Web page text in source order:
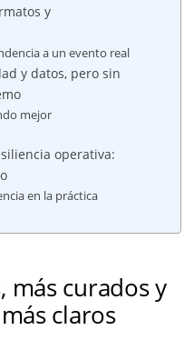
y
a un evento real
y datos, pero sin
mejor
operativa:
en la práctica
más curados y
claros